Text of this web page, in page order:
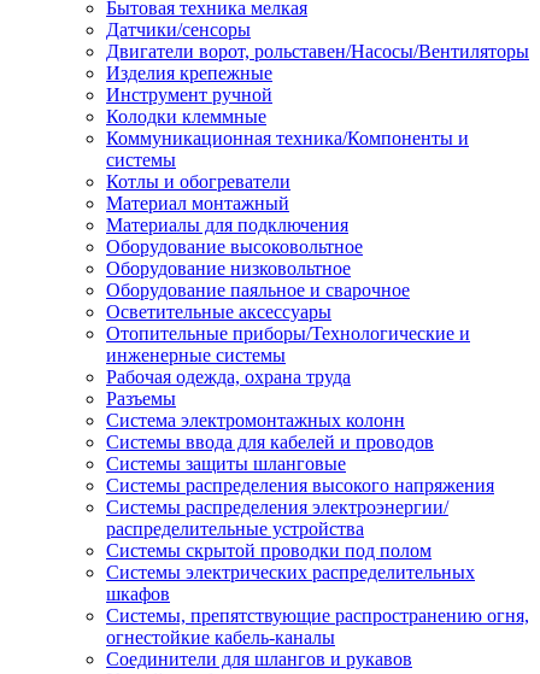
Бытовая техника мелкая
Датчики/сенсоры
Двигатели ворот, рольставен/Насосы/Вентиляторы
Изделия крепежные
Инструмент ручной
Колодки клеммные
Коммуникационная техника/Компоненты и
системы
Котлы и обогреватели
Материал монтажный
Материалы для подключения
Оборудование высоковольтное
Оборудование низковольтное
Оборудование паяльное и сварочное
Осветительные аксессуары
Отопительные приборы/Технологические и
инженерные системы
Рабочая одежда, охрана труда
Разъемы
Система электромонтажных колонн
Системы ввода для кабелей и проводов
Системы защиты шланговые
Системы распределения высокого напряжения
Системы распределения электроэнергии/
распределительные устройства
Системы скрытой проводки под полом
Системы электрических распределительных
шкафов
Системы, препятствующие распространению огня,
огнестойкие кабель-каналы
Соединители для шлангов и рукавов